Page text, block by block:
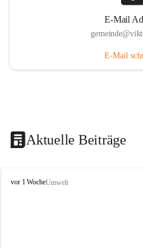
E-Mail
E-Mail
Aktuelle Beiträge
V
vor 1 WocheUmwelt